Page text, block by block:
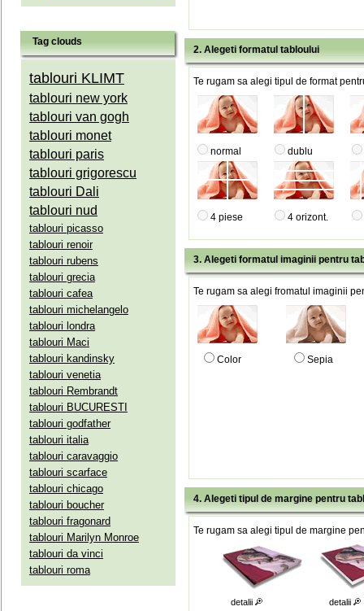
Tag clouds
tablouri KLIMT
tablouri new york
tablouri van gogh
tablouri monet
tablouri paris
tablouri grigorescu
tablouri Dali
tablouri nud
tablouri picasso
tablouri renoir
tablouri rubens
tablouri grecia
tablouri cafea
tablouri michelangelo
tablouri londra
tablouri Maci
tablouri kandinsky
tablouri venetia
tablouri Rembrandt
tablouri BUCURESTI
tablouri godfather
tablouri italia
tablouri caravaggio
tablouri scarface
tablouri chicago
tablouri boucher
tablouri fragonard
tablouri Marilyn Monroe
tablouri da vinci
tablouri roma
2. Alegeti formatul tabloului
Te rugam sa alegi tipul de format
normal dublu
4 piese 4 orizont.
3. Alegeti formatul imaginii pentru
Te rugam sa alegi fromatul imaginii
Color Sepia
4. Alegeti tipul de margine pentru
Te rugam sa alegi tipul de margine
detalii detalii